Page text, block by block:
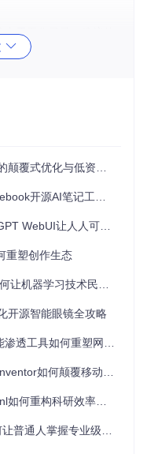
专用工作目录，建议使
获取社区最新贡献
规范，技术参数对比表
商业API密钥
长期有效
无限制
全模型访问
保传输过程中的完整
封禁的风险。
优化与低资源部署指南
工具技术民主化实践指南
人可用的智能助手成为现实
重塑创作生态
机器学习技术民主化
开源智能眼镜全攻略
如何重塑网络安全格局
何颠覆移动应用创作范式
重构科研效率新范式
掌握专业级量化投资能力